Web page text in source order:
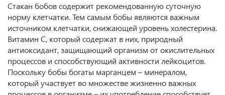
Стакан бобов содержит рекомендованную суточную
норму клетчатки. Тем самым бобы являются важным
источником клетчатки, снижающей уровень холестерина.
Витамин С, который содержат в них, природный
антиоксидант, защищающий организм от окислительных
процессов и способствующий активности лейкоцитов.
Поскольку бобы богаты марганцем – минералом,
который участвует во множестве жизненно важных